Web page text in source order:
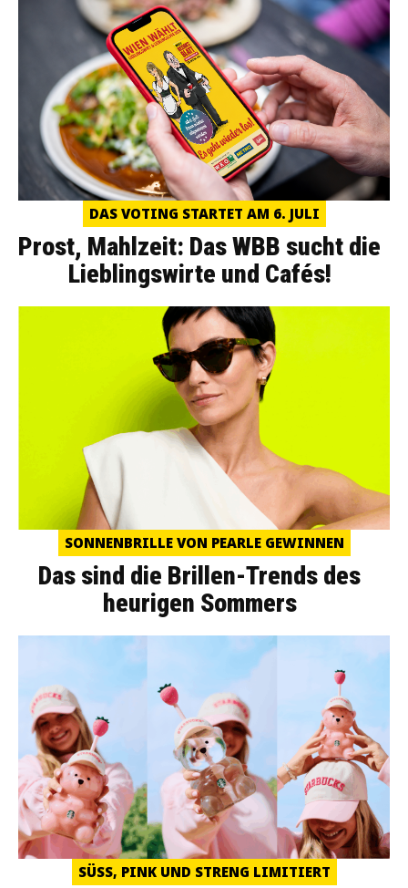
DAS VOTING STARTET AM 6. JULI
Prost, Mahlzeit: Das WBB sucht die
Lieblingswirte und Cafés!
SONNENBRILLE VON PEARLE GEWINNEN
Das sind die Brillen-Trends des
heurigen Sommers
SÜSS, PINK UND STRENG LIMITIERT